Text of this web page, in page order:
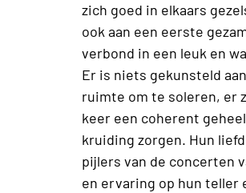
zich goed in elkaars
ook aan een eerste
verbond in een leuk en
Er is niets gekunsteld
ruimte om te soleren, er
keer een coherent
kruiding zorgen. Hun
pijlers van de concerten
en ervaring op hun teller